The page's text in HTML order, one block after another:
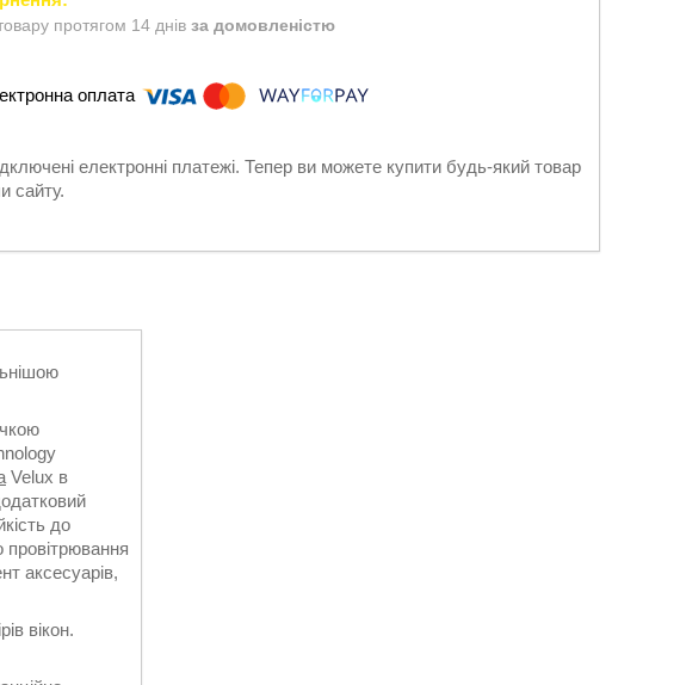
протягом 14 днів за домовленістю
електронні платежі. Тепер ви можете купити будь-який товар
сайту.
Velux в
до
аксесуарів,
вікон.